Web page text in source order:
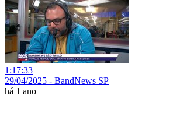
1:17:33
29/04/2025 - BandNews SP
há 1 ano